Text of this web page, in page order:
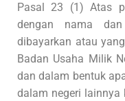
Pasal 23 (1) Atas
dengan nama
dibayarkan atau
Badan Usaha Milik
dan dalam bentuk
dalam negeri lainnya